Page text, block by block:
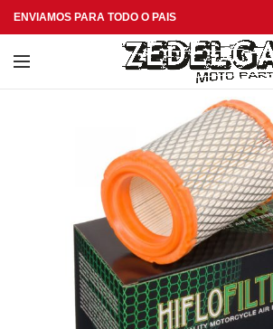
ENVIAMOS PARA TODO O PAIS